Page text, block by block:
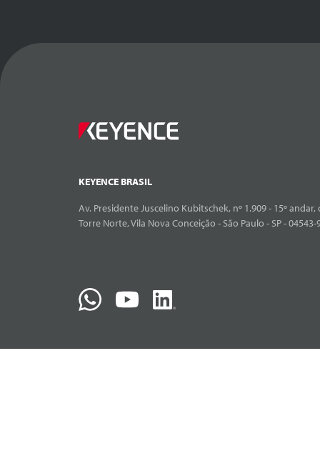
KEYENCE BRASIL
Av. Presidente Juscelino Kubitschek, nº 1.909 - 15º andar,
Torre Norte, Vila Nova Conceição - São Paulo - SP - 04543-